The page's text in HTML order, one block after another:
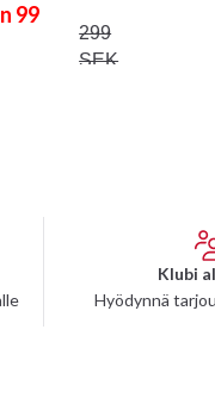
99
299
SEK
Klubi
Hyödynnä